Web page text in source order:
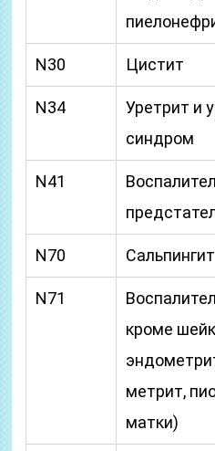
N30 Цистит
N34
Уретрит и
синдром
N41
N70
N71
кроме
метрит,
матки)